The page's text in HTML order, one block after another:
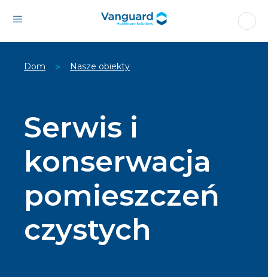
Dom > Nasze obiekty
Serwis i
konserwacja
pomieszczeń
czystych